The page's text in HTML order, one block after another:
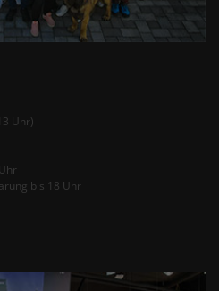
Uhr)
bis 18 Uhr